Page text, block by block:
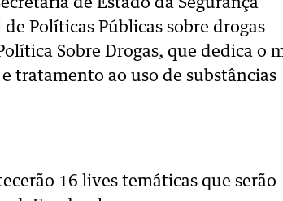
de Estado da Segurança
Políticas Públicas sobre drogas
Sobre Drogas, que dedica o
tratamento ao uso de substâncias
16 lives temáticas que serão